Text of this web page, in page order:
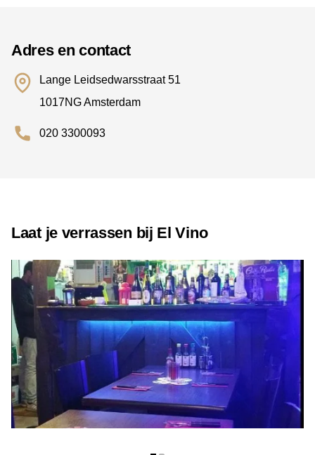
Adres en contact
Lange Leidsedwarsstraat 51
1017NG Amsterdam
020 3300093
Laat je verrassen bij El Vino